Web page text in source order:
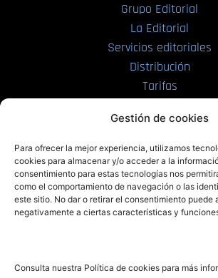
Gestión de cookies
Para ofrecer la mejor experiencia, utilizamos
cookies para almacenar y/o acceder a la
consentimiento para estas tecnologías nos
como el comportamiento de navegación o las
este sitio. No dar o retirar el consentimiento puede
negativamente a ciertas características y
Consulta nuestra Política de cookies para más
Grupo Editorial
La Editorial
Servicios editoriales
Distribución
Tarifas
PRL | Films
PRL | Play
PRL | LAB